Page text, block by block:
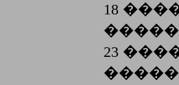
18
23